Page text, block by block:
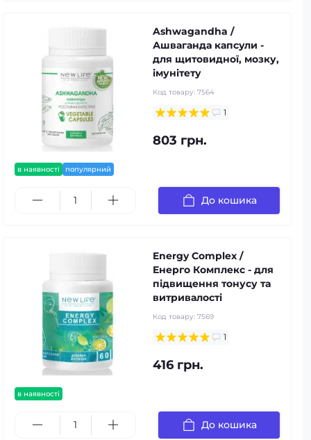
в наявності популярний
Ashwagandha /
Ашваганда капсули -
для щитовидної, мозку,
імунітету
Код товару: 7564
1
803 грн.
До кошика
в наявності
Energy Complex /
Енерго Комплекс - для
підвищення тонусу та
витривалості
Код товару: 7569
1
416 грн.
До кошика